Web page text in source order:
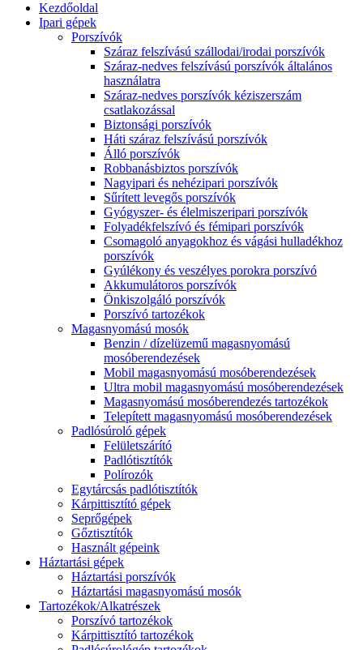
Kezdőoldal
Ipari gépek
Porszívók
Száraz felszívású szállodai/irodai porszívók
Száraz-nedves felszívású porszívók általános
használatra
Száraz-nedves porszívók kéziszerszám
csatlakozással
Biztonsági porszívók
Háti száraz felszívású porszívók
Álló porszívók
Robbanásbiztos porszívók
Nagyipari és nehézipari porszívók
Sűrített levegős porszívók
Gyógyszer- és élelmiszeripari porszívók
Folyadékfelszívó és fémipari porszívók
Csomagoló anyagokhoz és vágási hulladékhoz
porszívók
Gyúlékony és veszélyes porokra porszívó
Akkumulátoros porszívók
Önkiszolgáló porszívók
Porszívó tartozékok
Magasnyomású mosók
Benzin / dízelüzemű magasnyomású
mosóberendezések
Mobil magasnyomású mosóberendezések
Ultra mobil magasnyomású mosóberendezések
Magasnyomású mosóberendezés tartozékok
Telepített magasnyomású mosóberendezések
Padlósúroló gépek
Felületszárító
Padlótisztítók
Polírozók
Egytárcsás padlótisztítók
Kárpittisztító gépek
Seprőgépek
Gőztisztítók
Használt gépeink
Háztartási gépek
Háztartási porszívók
Háztartási magasnyomású mosók
Tartozékok/Alkatrészek
Porszívó tartozékok
Kárpittisztító tartozékok